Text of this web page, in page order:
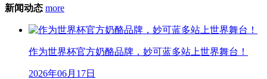
新闻动态 more
作为世界杯官方奶酪品牌，妙可蓝多站上世界舞台！
2026年06月17日